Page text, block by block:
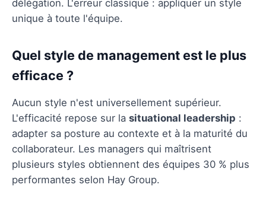
délégation. L'erreur classique : appliquer un style
unique à toute l'équipe.
Quel style de management est le plus
efficace ?
Aucun style n'est universellement supérieur.
L'efficacité repose sur la situational leadership :
adapter sa posture au contexte et à la maturité du
collaborateur. Les managers qui maîtrisent
plusieurs styles obtiennent des équipes 30 % plus
performantes selon Hay Group.